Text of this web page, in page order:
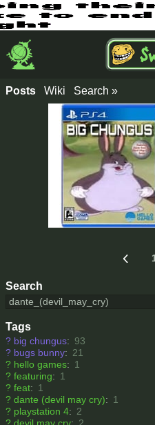
Search
Tags
? big chungus: 93
? bugs bunny: 21
? hello games: 1
? featuring: 1
? feat: 1
? dante (devil may cry): 1
? playstation 4: 2
Posts Wiki Search »